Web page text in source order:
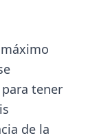
tener
de la